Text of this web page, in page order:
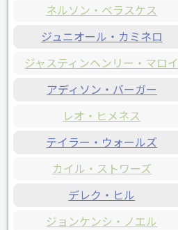
ネルソン・ベラスケス
ジュニオール・カミネロ
ジャスティンヘンリー・マロイ
アディソン・バーガー
レオ・ヒメネス
テイラー・ウォールズ
カイル・ストワーズ
デレク・ヒル
ジョンケンシ・ノエル